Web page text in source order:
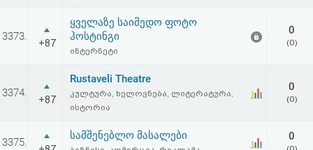
3373.
+87
ყველაზე საიმედო ფოტო
ჰოსტინგი
ინტერნეტი
0
(0)
3374.
+87
Rustaveli Theatre
კულტურა, ხელოვნება, ლიტერატურა,
ისტორია
0
(0)
3375.
სამშენებლო მასალები 0